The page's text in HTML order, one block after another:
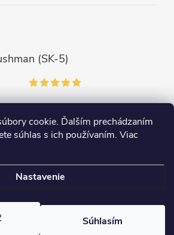
cookie. Ďalším prechádzaním
súhlas s ich používaním. Viac
Nastavenie
Súhlasím
(SK-5)
a super nôž
survival-shop. Všetky práva vyhradené.